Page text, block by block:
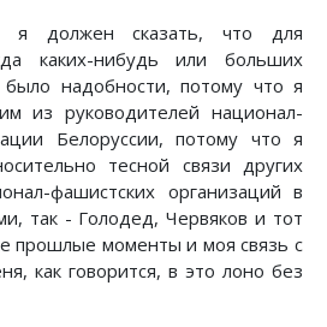
я должен сказать, что для
каких-нибудь или больших
надобности, потому что я
из руководителей национал-
Белоруссии, потому что я
тесной связи других
фашистских организаций в
так - Голодед, Червяков и тот
прошлые моменты и моя связь с
как говорится, в это лоно без